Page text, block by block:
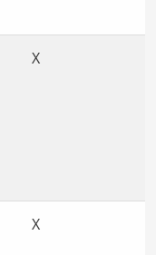
X
X